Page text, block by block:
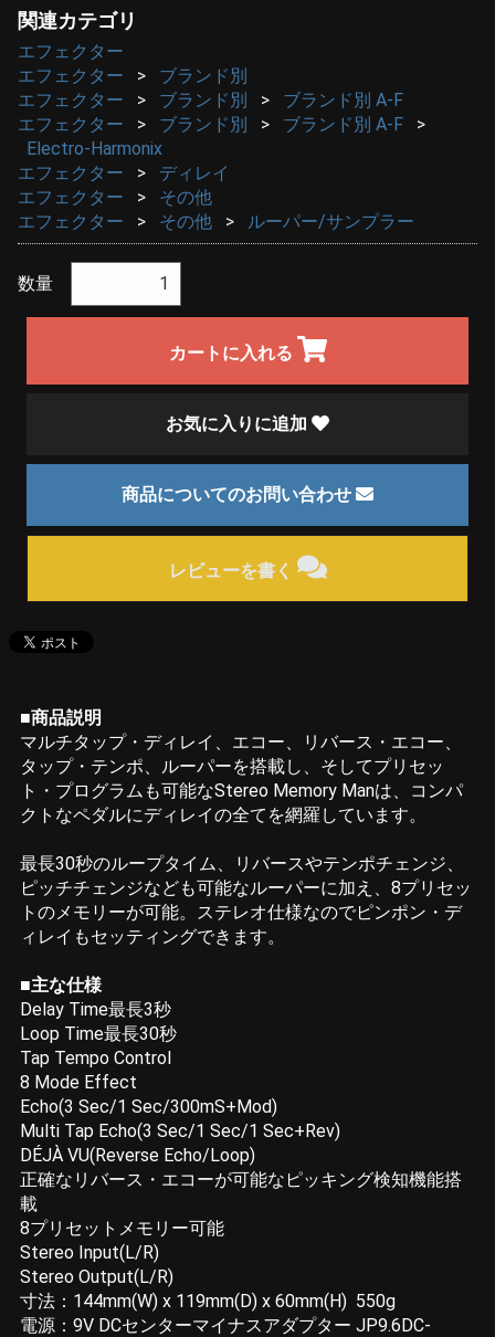
関連カテゴリ
エフェクター
エフェクター
ブランド別
エフェクター
ブランド別
ブランド別 A-F
エフェクター
ブランド別
ブランド別 A-F
Electro-Harmonix
エフェクター
ディレイ
エフェクター
その他
エフェクター
その他 ルーパー/サンプラー
数量
カートに入れる
お気に入りに追加
商品についてのお問い合わせ
レビューを書く
■商品説明
マルチタップ・ディレイ、エコー、リバース・エコー、
タップ・テンポ、ルーパーを搭載し、そしてプリセッ
ト・プログラムも可能なStereo Memory Manは、コンパ
クトなペダルにディレイの全てを網羅しています。
最長30秒のループタイム、リバースやテンポチェンジ、
ピッチチェンジなども可能なルーパーに加え、8プリセッ
トのメモリーが可能。ステレオ仕様なのでピンポン・デ
ィレイもセッティングできます。
■主な仕様
Delay Time最長3秒
Loop Time最長30秒
Tap Tempo Control
8 Mode Effect
Echo(3 Sec/1 Sec/300mS+Mod)
Multi Tap Echo(3 Sec/1 Sec/1 Sec+Rev)
DÉJÀ VU(Reverse Echo/Loop)
正確なリバース・エコーが可能なピッキング検知機能搭
載
8プリセットメモリー可能
Stereo Input(L/R)
Stereo Output(L/R)
寸法：144mm(W) x 119mm(D) x 60mm(H) 550g
電源：9V DCセンターマイナスアダプター JP9.6DC-